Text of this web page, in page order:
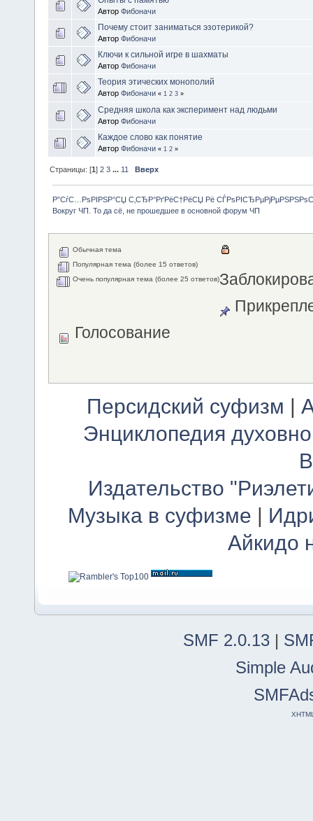
Автор Фибоначи
Почему стоит заниматься эзотерикой?
Автор Фибоначи
Ключи к сильной игре в шахматы
Автор Фибоначи
Теория этических монополий
Автор Фибоначи « 1 2 3 »
Средняя школа как эксперимент над людьми
Автор Фибоначи
Каждое слово как понятие
Автор Фибоначи « 1 2 »
Страницы: [1]2 3 ... 11 Вверх
Р”СѓС…РѕРІРЅР°СЏ С‚СЂР°РґРёС†РёСЏ Рё
Вокруг ЧП. То да сё, не прошедшее в основной форум ЧП
Обычная тема
Популярная тема (более 15 ответов)
Очень популярная тема (более 25 ответов)
Голосование
Персидский суфизм |
Энциклопедия
Издательство
Музыка в суфизме |
Айкидо
SMF 2.0.13 |
Simple